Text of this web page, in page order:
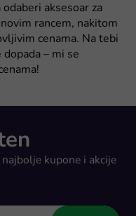
aksesoar za
rancem, nakitom
cenama. Na tebi
– mi se
kupone i akcije